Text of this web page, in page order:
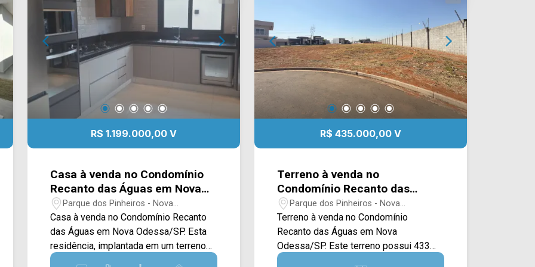
restaurantes. Entre em contato com a
equipe da Arbix Imóveis e agende a
sua visita!! WhatsApp e Telefone: (19)
3475-4546 ARBIX IMÓVEIS - Presente
em cada mudança!
girassol, supermercados e
restaurantes. Entre em contato com a
equipe da Arbix Imóveis e agende a
sua visita!! WhatsApp e Telefone: (19)
3475-4546 ARBIX IMÓVEIS - Presente
em cada mudança!
R$ 1.199.000,00 V
Casa à venda no Condomínio
Recanto das Águas em Nova
Odessa/SP
Parque dos Pinheiros - Nova
Odessa/SP
Casa à venda no Condomínio Recanto
das Águas em Nova Odessa/SP. Esta
residência, implantada em um terreno
de 308M², oferece 107M² de
R$ 435.000,00 V
Terreno à venda no
Condomínio Recanto das
Águas em Nova Odessa/SP
Parque dos Pinheiros - Nova
Odessa/SP
Terreno à venda no Condomínio
Recanto das Águas em Nova
Odessa/SP. Este terreno possui 433M²,
contando com uma ampla área plana e